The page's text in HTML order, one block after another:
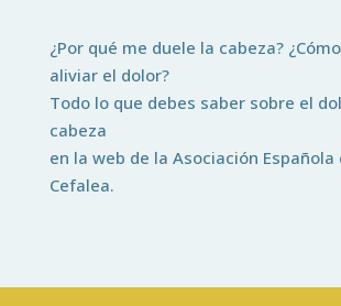
¿Por qué me duele la cabeza?
aliviar el dolor?
Todo lo que debes saber sobre el
cabeza
en la web de la Asociación
Cefalea.